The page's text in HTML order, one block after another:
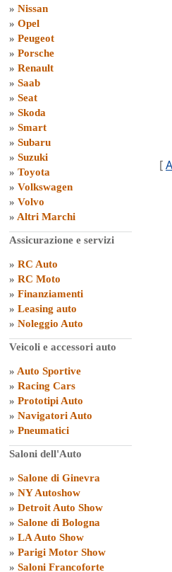
» Nissan
» Opel
» Peugeot
» Porsche
» Renault
» Saab
» Seat
» Skoda
» Smart
» Subaru
» Suzuki
» Toyota
» Volkswagen
» Volvo
» Altri Marchi
Assicurazione e servizi
» RC Auto
» RC Moto
» Finanziamenti
» Leasing auto
» Noleggio Auto
Veicoli e accessori auto
» Auto Sportive
» Racing Cars
» Prototipi Auto
» Navigatori Auto
» Pneumatici
Saloni dell'Auto
» Salone di Ginevra
» NY Autoshow
» Detroit Auto Show
» Salone di Bologna
» LA Auto Show
» Parigi Motor Show
» Saloni Francoforte
[